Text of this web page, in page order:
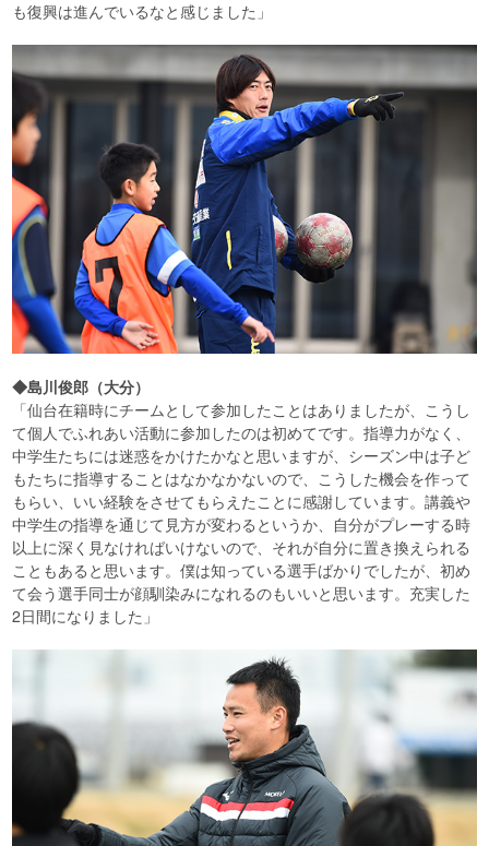
も復興は進んでいるなと感じました」
◆島川俊郎（大分）
「仙台在籍時にチームとして参加したことはありましたが、こうし
て個人でふれあい活動に参加したのは初めてです。指導力がなく、
中学生たちには迷惑をかけたかなと思いますが、シーズン中は子ど
もたちに指導することはなかなかないので、こうした機会を作って
もらい、いい経験をさせてもらえたことに感謝しています。講義や
中学生の指導を通じて見方が変わるというか、自分がプレーする時
以上に深く見なければいけないので、それが自分に置き換えられる
こともあると思います。僕は知っている選手ばかりでしたが、初め
て会う選手同士が顔馴染みになれるのもいいと思います。充実した
2日間になりました」